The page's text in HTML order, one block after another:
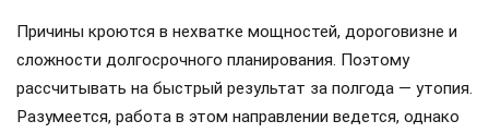
Причины кроются в нехватке мощностей, дороговизне и
сложности долгосрочного планирования. Поэтому
рассчитывать на быстрый результат за полгода — утопия.
Разумеется, работа в этом направлении ведется, однако